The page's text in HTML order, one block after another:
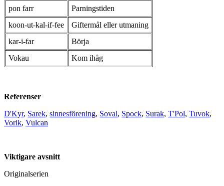
pon farr
Parningstiden
koon-ut-kal-if-fee
Giftermål eller utmaning
kar-i-far
Börja
Vokau
Kom ihåg
Referenser
D'Kyr, Sarek, sinnesförening, Soval, Spock, Surak, T'Pol, Tuvok,
Vorik, Vulcan
Viktigare avsnitt
Originalserien